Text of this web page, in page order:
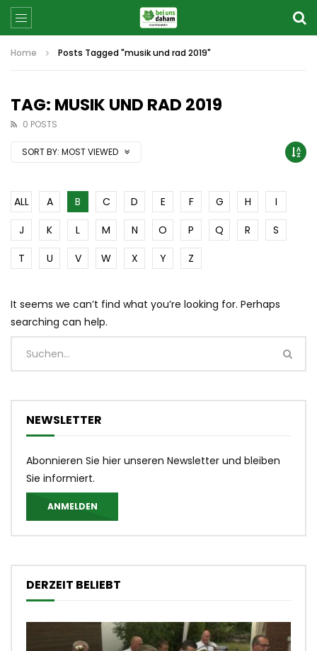
Home Posts Tagged "musik und rad 2019"
TAG: MUSIK UND RAD 2019
0 POSTS
SORT BY: MOST VIEWED
ALL A B C D E F G H
I
J
K L M N O P Q R
S
T
U V W X Y Z
It seems we can’t find what you’re looking for. Perhaps
searching can help.
NEWSLETTER
Abonnieren Sie hier unseren Newsletter und bleiben
Sie informiert.
ANMELDEN
DERZEIT BELIEBT